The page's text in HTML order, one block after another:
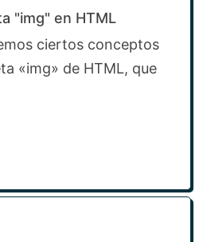
"img" en HTML
ciertos conceptos
«img» de HTML, que